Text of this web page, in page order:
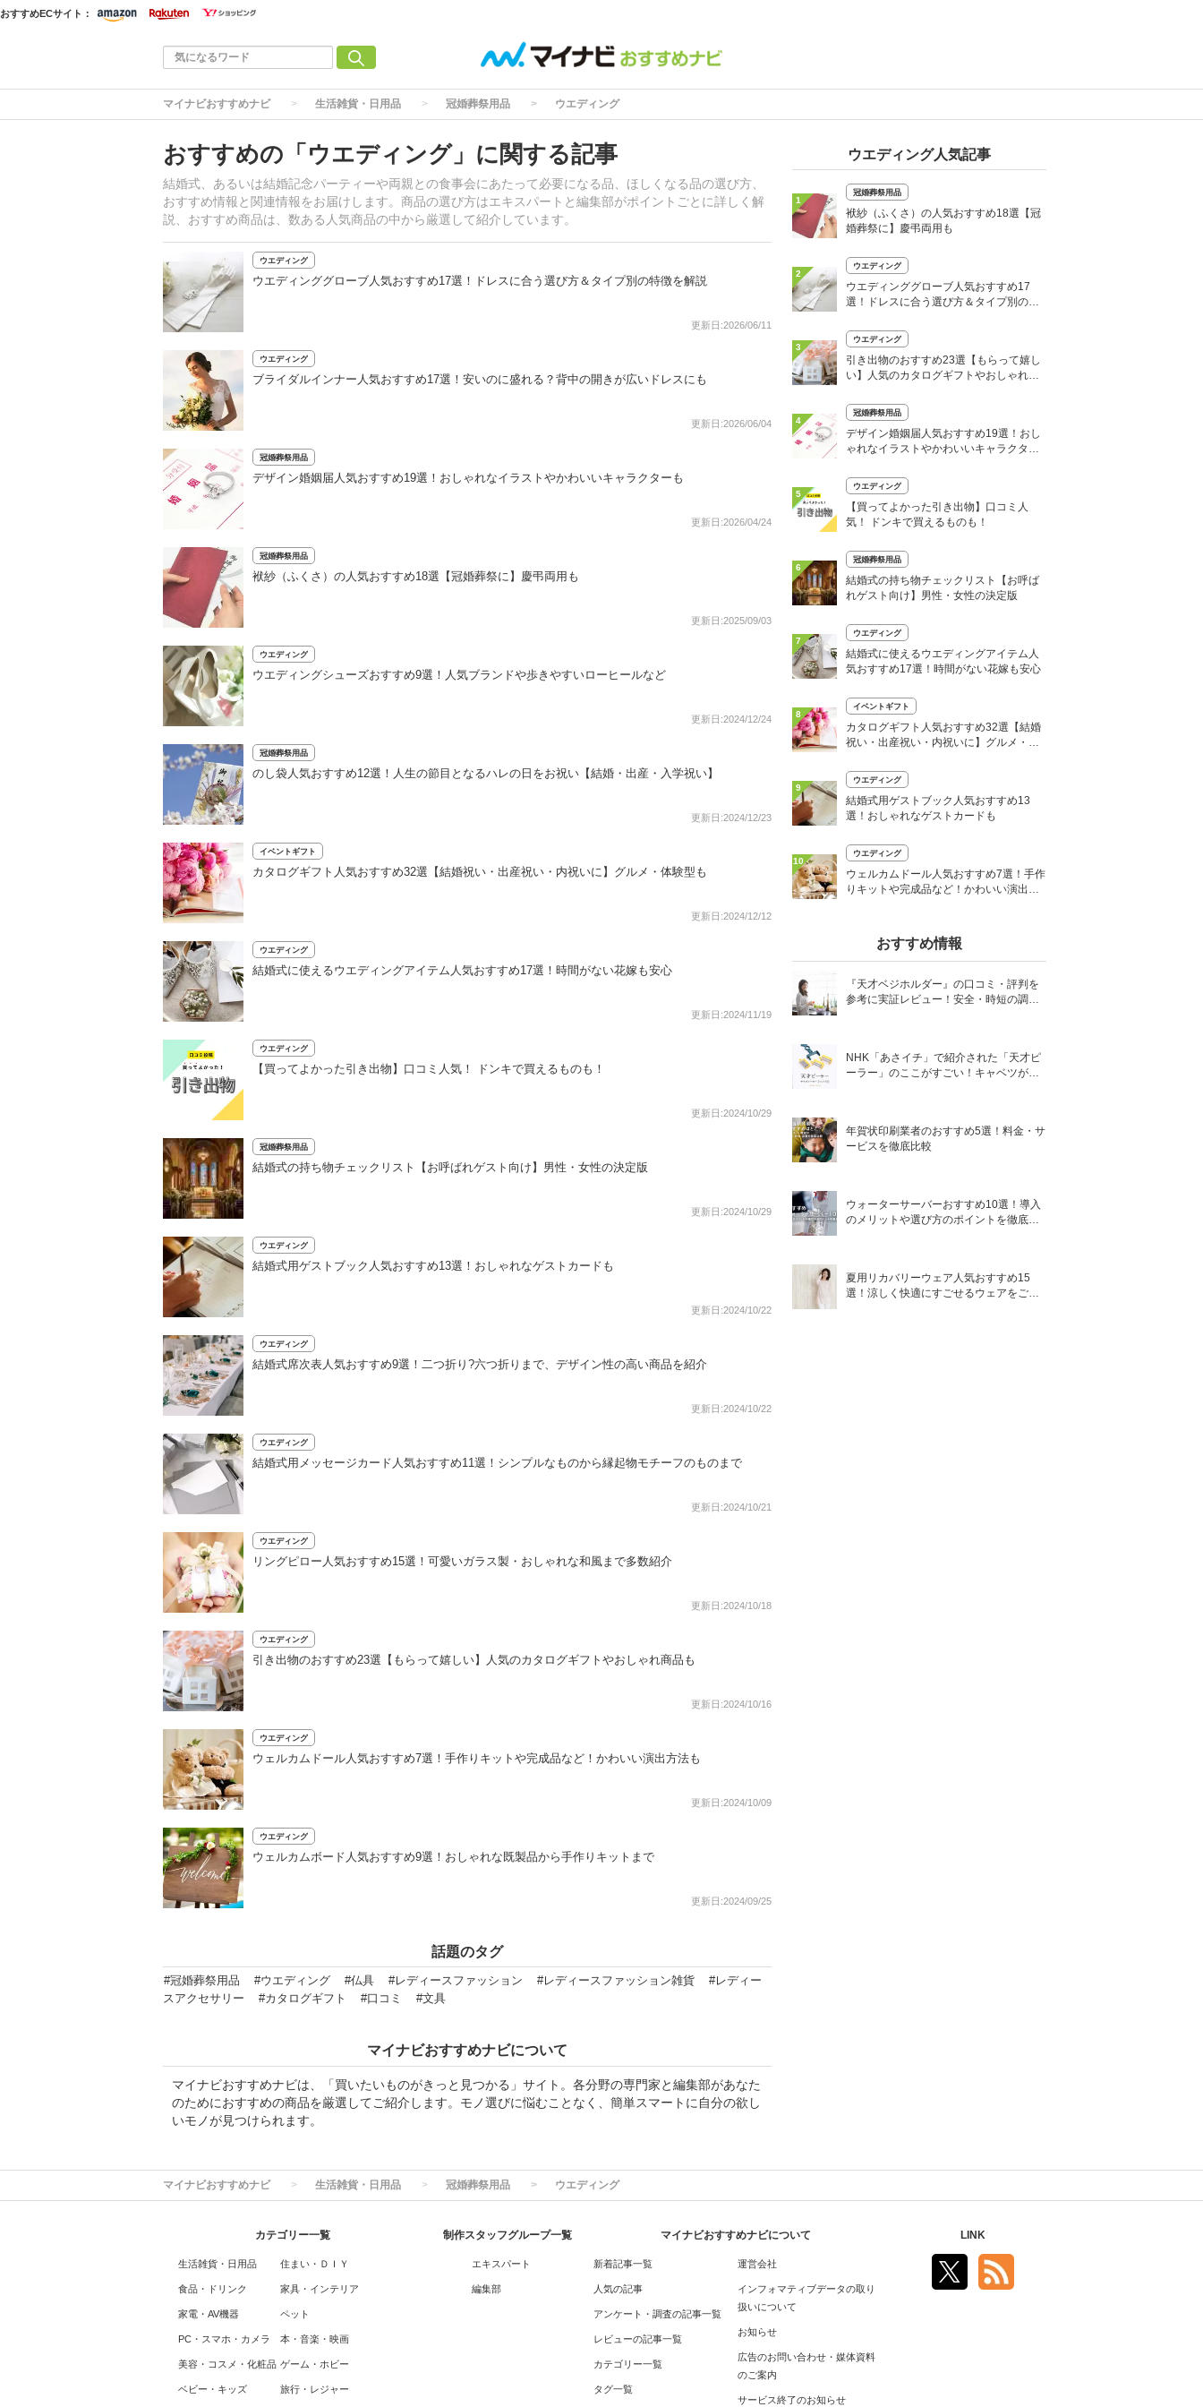
おすすめECサイト：
マイナビおすすめナビ 生活雑貨・日用品 冠婚葬祭用品 ウエディング
おすすめの「ウエディング」に関する記事
結婚式、あるいは結婚記念パーティーや両親との食事会にあたって必要になる品、ほしくなる品の選び方、
おすすめ情報と関連情報をお届けします。商品の選び方はエキスパートと編集部がポイントごとに詳しく解
説、おすすめ商品は、数ある人気商品の中から厳選して紹介しています。
ウエディング
ウエディンググローブ人気おすすめ17選！ドレスに合う選び方＆タイプ別の特徴を解説
更新日:2026/06/11
ウエディング
ブライダルインナー人気おすすめ17選！安いのに盛れる？背中の開きが広いドレスにも
更新日:2026/06/04
冠婚葬祭用品
デザイン婚姻届人気おすすめ19選！おしゃれなイラストやかわいいキャラクターも
更新日:2026/04/24
冠婚葬祭用品
袱紗（ふくさ）の人気おすすめ18選【冠婚葬祭に】慶弔両用も
更新日:2025/09/03
ウエディング
ウエディングシューズおすすめ9選！人気ブランドや歩きやすいローヒールなど
更新日:2024/12/24
冠婚葬祭用品
のし袋人気おすすめ12選！人生の節目となるハレの日をお祝い【結婚・出産・入学祝い】
更新日:2024/12/23
イベントギフト
カタログギフト人気おすすめ32選【結婚祝い・出産祝い・内祝いに】グルメ・体験型も
更新日:2024/12/12
ウエディング
結婚式に使えるウエディングアイテム人気おすすめ17選！時間がない花嫁も安心
更新日:2024/11/19
ウエディング
【買ってよかった引き出物】口コミ人気！ ドンキで買えるものも！
更新日:2024/10/29
冠婚葬祭用品
結婚式の持ち物チェックリスト【お呼ばれゲスト向け】男性・女性の決定版
更新日:2024/10/29
ウエディング
結婚式用ゲストブック人気おすすめ13選！おしゃれなゲストカードも
更新日:2024/10/22
ウエディング
結婚式席次表人気おすすめ9選！二つ折り?六つ折りまで、デザイン性の高い商品を紹介
更新日:2024/10/22
ウエディング
結婚式用メッセージカード人気おすすめ11選！シンプルなものから縁起物モチーフのものまで
更新日:2024/10/21
ウエディング
リングピロー人気おすすめ15選！可愛いガラス製・おしゃれな和風まで多数紹介
更新日:2024/10/18
ウエディング
引き出物のおすすめ23選【もらって嬉しい】人気のカタログギフトやおしゃれ商品も
更新日:2024/10/16
ウエディング
ウェルカムドール人気おすすめ7選！手作りキットや完成品など！かわいい演出方法も
更新日:2024/10/09
ウエディング
ウェルカムボード人気おすすめ9選！おしゃれな既製品から手作りキットまで
更新日:2024/09/25
話題のタグ
#冠婚葬祭用品 #ウエディング #仏具 #レディースファッション #レディースファッション雑貨
#レディー
スアクセサリー
#カタログギフト #口コミ #文具
マイナビおすすめナビについて
マイナビおすすめナビは、「買いたいものがきっと見つかる」サイト。各分野の専門家と編集部があなた
のためにおすすめの商品を厳選してご紹介します。モノ選びに悩むことなく、簡単スマートに自分の欲し
いモノが見つけられます。
ウエディング人気記事
1
冠婚葬祭用品
袱紗（ふくさ）の人気おすすめ18選【冠
婚葬祭に】慶弔両用も
2
ウエディング
ウエディンググローブ人気おすすめ17
選！ドレスに合う選び方＆タイプ別の特
3
ウエディング
引き出物のおすすめ23選【もらって嬉し
い】人気のカタログギフトやおしゃれ商
4
冠婚葬祭用品
デザイン婚姻届人気おすすめ19選！おし
ゃれなイラストやかわいいキャラクター
5
ウエディング
【買ってよかった引き出物】口コミ人
気！ ドンキで買えるものも！
6
冠婚葬祭用品
結婚式の持ち物チェックリスト【お呼ば
れゲスト向け】男性・女性の決定版
7
ウエディング
結婚式に使えるウエディングアイテム人
気おすすめ17選！時間がない花嫁も安心
8
イベントギフト
カタログギフト人気おすすめ32選【結婚
祝い・出産祝い・内祝いに】グルメ・体
9
ウエディング
結婚式用ゲストブック人気おすすめ13
選！おしゃれなゲストカードも
10
ウエディング
ウェルカムドール人気おすすめ7選！手作
りキットや完成品など！かわいい演出方
おすすめ情報
『天才ベジホルダー』の口コミ・評判を
参考に実証レビュー！安全・時短の調理
NHK「あさイチ」で紹介された「天才ピ
ーラー」のここがすごい！キャベツがほ
年賀状印刷業者のおすすめ5選！料金・サ
ービスを徹底比較
ウォーターサーバーおすすめ10選！導入
のメリットや選び方のポイントを徹底解
夏用リカバリーウェア人気おすすめ15
選！涼しく快適にすごせるウェアをご紹
マイナビおすすめナビ 生活雑貨・日用品 冠婚葬祭用品 ウエディング
カテゴリー一覧
生活雑貨・日用品
食品・ドリンク
家電・AV機器
PC・スマホ・カメラ
美容・コスメ・化粧品
ベビー・キッズ
住まい・ＤＩＹ
家具・インテリア
ペット
本・音楽・映画
ゲーム・ホビー
旅行・レジャー
制作スタッフグループ一覧
エキスパート
編集部
マイナビおすすめナビについて
新着記事一覧
人気の記事
アンケート・調査の記事一覧
レビューの記事一覧
カテゴリー一覧
タグ一覧
運営会社
インフォマティブデータの取り
扱いについて
お知らせ
広告のお問い合わせ・媒体資料
のご案内
サービス終了のお知らせ
LINK